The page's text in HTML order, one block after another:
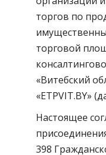
торгов по
торговой
«Витебский
«ETPVIT.BY»
Настоящее
398